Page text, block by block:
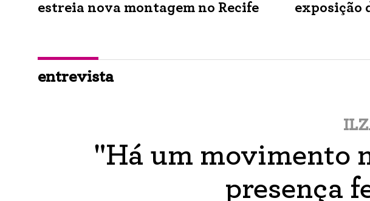
estreia nova montagem no Recife
exposição
entrevista
"Há um movimento
presença